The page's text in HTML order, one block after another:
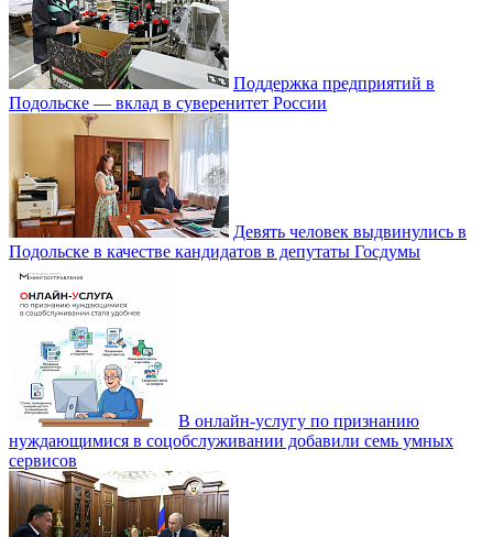
Поддержка предприятий в
Подольске — вклад в суверенитет России
Девять человек выдвинулись в
Подольске в качестве кандидатов в депутаты Госдумы
В онлайн-услугу по признанию
нуждающимися в соцобслуживании добавили семь умных
сервисов